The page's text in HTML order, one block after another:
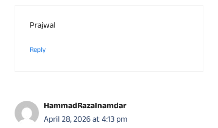
Prajwal
Reply
HammadRazaInamdar
April 28, 2026 at 4:13 pm